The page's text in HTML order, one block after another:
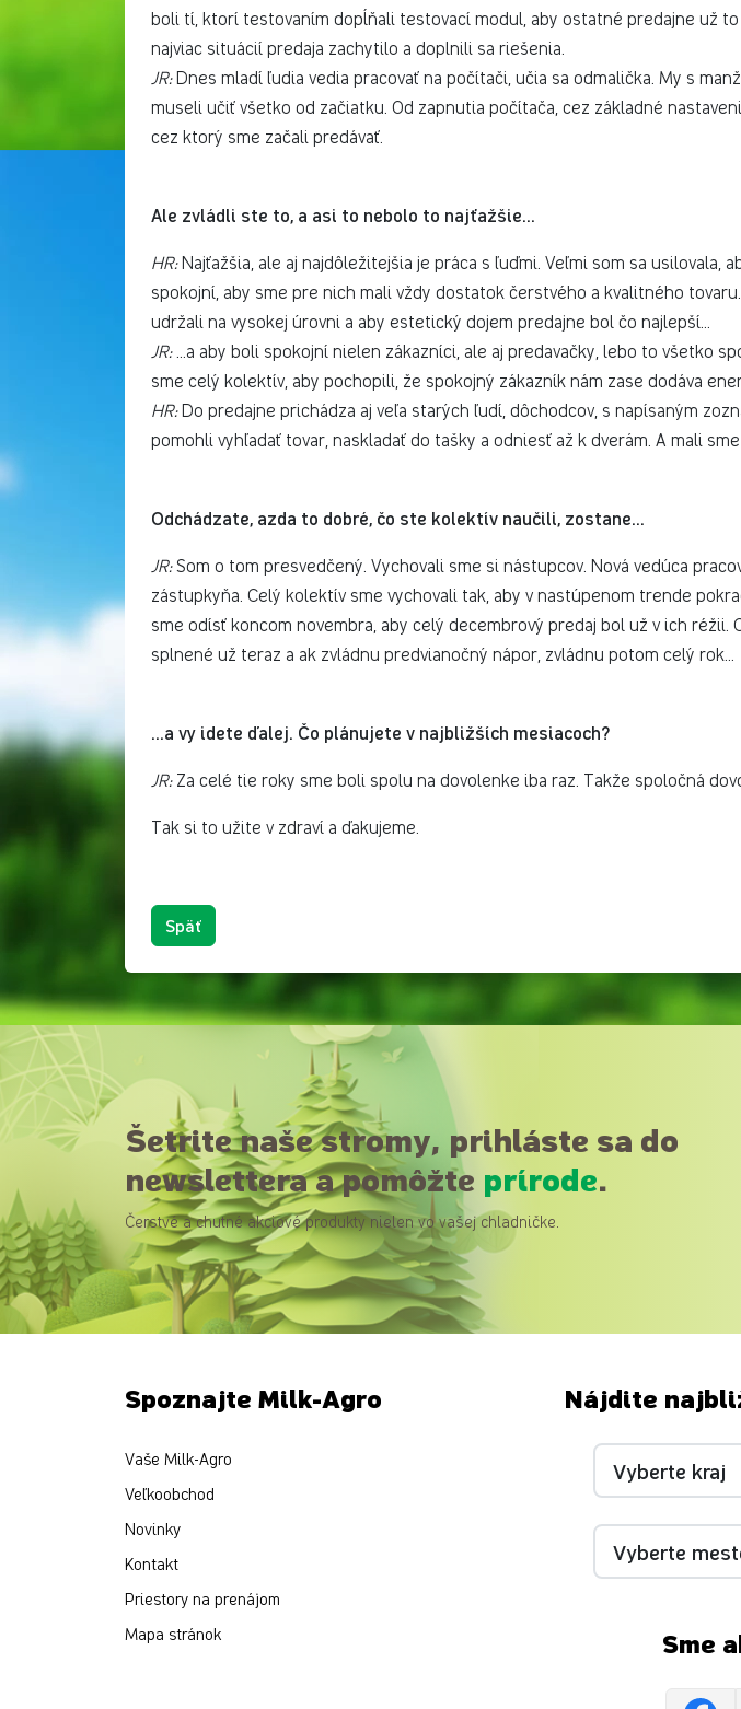
boli tí, ktorí testovaním dopĺňali testovací modul, aby ostatné predajne už to
najviac situácií predaja zachytilo a doplnili sa riešenia.
JR:Dnes mladí ľudia vedia pracovať na počítači, učia sa odmalička. My s
museli učiť všetko od začiatku. Od zapnutia počítača, cez základné
cez ktorý sme začali predávať.
Ale zvládli ste to, a asi to nebolo to najťažšie...
HR:Najťažšia, ale aj najdôležitejšia je práca s ľuďmi. Veľmi som sa usilovala,
spokojní, aby sme pre nich mali vždy dostatok čerstvého a kvalitného
udržali na vysokej úrovni a aby estetický dojem predajne bol čo najlepší...
JR:...a aby boli spokojní nielen zákazníci, ale aj predavačky, lebo to všetko
sme celý kolektív, aby pochopili, že spokojný zákazník nám zase dodáva
HR:Do predajne prichádza aj veľa starých ľudí, dôchodcov, s napísaným
pomohli vyhľadať tovar, naskladať do tašky a odniesť až k dverám. A mali
Odchádzate, azda to dobré, čo ste kolektív naučili, zostane...
JR:Som o tom presvedčený. Vychovali sme si nástupcov. Nová vedúca
zástupkyňa. Celý kolektív sme vychovali tak, aby v nastúpenom trende
sme odísť koncom novembra, aby celý decembrový predaj bol už v ich réžii.
splnené už teraz a ak zvládnu predvianočný nápor, zvládnu potom celý rok...
...a vy idete ďalej. Čo plánujete v najbližších mesiacoch?
JR:Za celé tie roky sme boli spolu na dovolenke iba raz. Takže spoločná
Tak si to užite v zdraví a ďakujeme.
Späť
Šetrite naše stromy, prihláste sa do
newslettera a pomôžte prírode.
Čerstvé a chutné akciové produkty nielen vo vašej chladničke.
Spoznajte Milk-Agro
Vaše Milk-Agro
Veľkoobchod
Novinky
Kontakt
Priestory na prenájom
Mapa stránok
Nájdite
Sme